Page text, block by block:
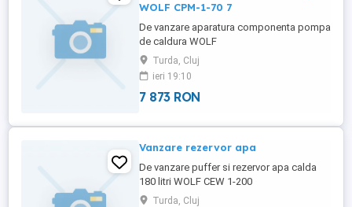
WOLF CPM-1-70 7
De vanzare aparatura componenta pompa
de caldura WOLF
Turda, Cluj
ieri 19:10
7 873 RON
Vanzare rezervor apa
De vanzare puffer si rezervor apa calda
180 litri WOLF CEW 1-200
Turda, Cluj